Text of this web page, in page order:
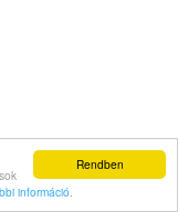
Rendben
információ.